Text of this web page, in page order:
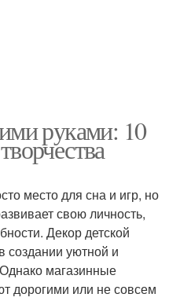
руками: 10
место для сна и игр, но
свою личность,
Декор детской
создании уютной и
магазинные
дорогими или не совсем